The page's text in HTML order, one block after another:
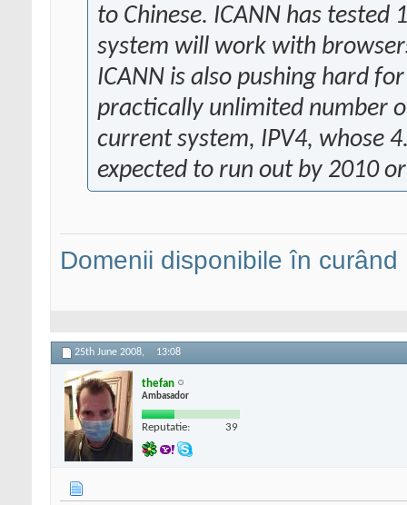
to Chinese. ICANN has
system will work with
ICANN is also pushing hard
practically unlimited number
current system, IPV4, whose
expected to run out by 2010
Domenii disponibile în curând
25th June 2008, 13:08
thefan
Ambasador
Reputatie: 39